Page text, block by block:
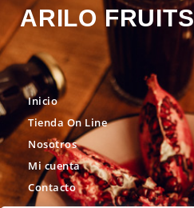
ARILO FRUITS
Inicio
Tienda On Line
Nosotros
Mi cuenta
Contacto